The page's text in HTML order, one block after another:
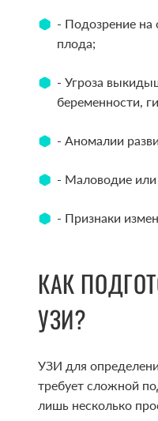
- Подозрение на
плода;
- Угроза
беременности,
- Аномалии
- Маловодие
- Признаки
КАК
УЗИ?
УЗИ для
требует сложной
лишь несколько